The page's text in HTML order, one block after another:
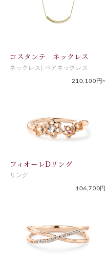
コスタンテ ネックレス
ネックレス ペアネックレス
210,100円~
フィオーレDリング
リング
106,700円